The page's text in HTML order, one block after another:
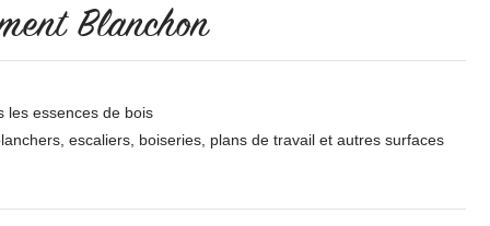
Blanchon
les essences de bois
escaliers, boiseries, plans de travail et autres surfaces